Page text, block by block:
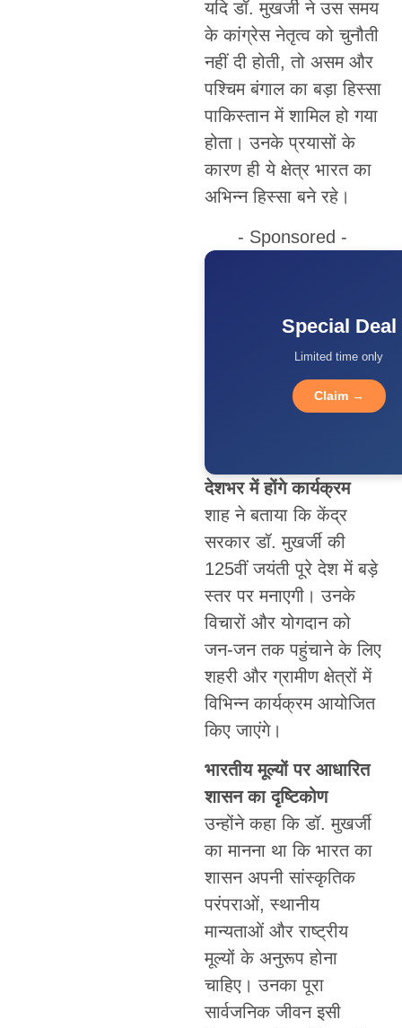
यदि डॉ. मुखर्जी ने उस समय
के कांग्रेस नेतृत्व को चुनौती
नहीं दी होती, तो असम और
पश्चिम बंगाल का बड़ा हिस्सा
पाकिस्तान में शामिल हो गया
होता। उनके प्रयासों के
कारण ही ये क्षेत्र भारत का
अभिन्न हिस्सा बने रहे।
- Sponsored -
Special Deal
Limited time only
Claim →
देशभर में होंगे कार्यक्रम
शाह ने बताया कि केंद्र
सरकार डॉ. मुखर्जी की
125वीं जयंती पूरे देश में बड़े
स्तर पर मनाएगी। उनके
विचारों और योगदान को
जन-जन तक पहुंचाने के लिए
शहरी और ग्रामीण क्षेत्रों में
विभिन्न कार्यक्रम आयोजित
किए जाएंगे।
भारतीय मूल्यों पर आधारित
शासन का दृष्टिकोण
उन्होंने कहा कि डॉ. मुखर्जी
का मानना था कि भारत का
शासन अपनी सांस्कृतिक
परंपराओं, स्थानीय
मान्यताओं और राष्ट्रीय
मूल्यों के अनुरूप होना
चाहिए। उनका पूरा
सार्वजनिक जीवन इसी